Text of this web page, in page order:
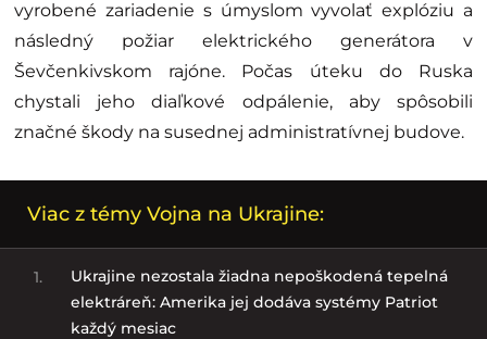
vyrobené zariadenie s úmyslom vyvolať explóziu a
následný požiar elektrického generátora v
Ševčenkivskom rajóne. Počas úteku do Ruska
chystali jeho diaľkové odpálenie, aby spôsobili
značné škody na susednej administratívnej budove.
Viac z témy Vojna na Ukrajine:
1.
Ukrajine nezostala žiadna nepoškodená tepelná
elektráreň: Amerika jej dodáva systémy Patriot
každý mesiac